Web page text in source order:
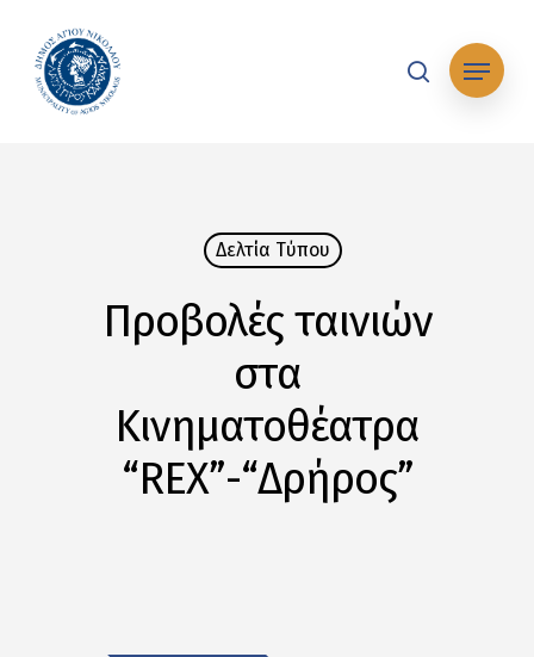
main
content
searchΜενού
Δελτία Tύπου
Προβολές ταινιών
στα
Κινηματοθέατρα
“REX”-“Δρήρος”